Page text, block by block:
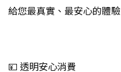
給您最真實、最安心的體驗
💴 透明安心消費